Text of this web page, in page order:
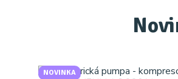
NOVINKA